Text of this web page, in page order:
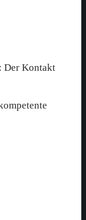
Der Kontakt